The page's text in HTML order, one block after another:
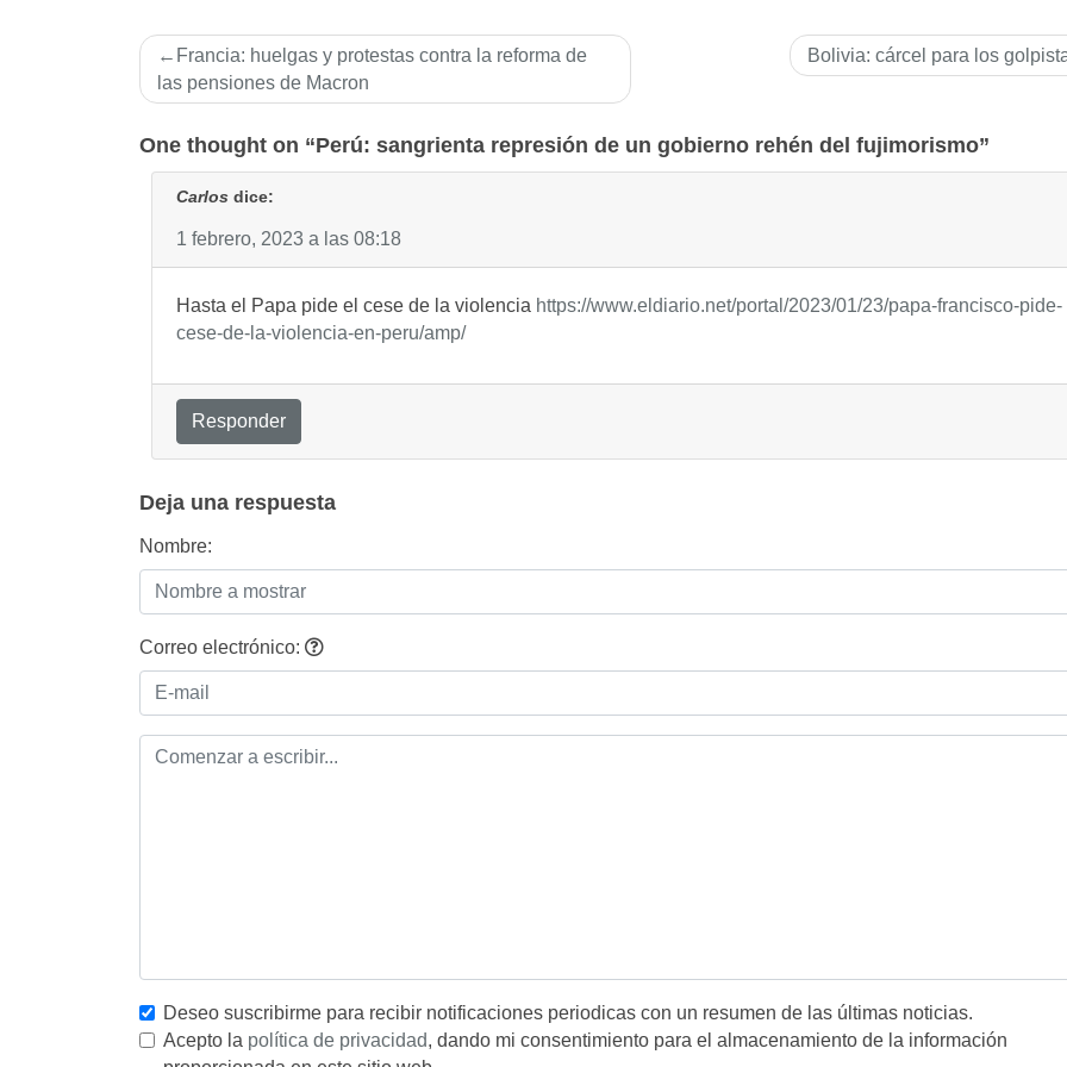
Navegación
de
Francia: huelgas y protestas contra la reforma de
las pensiones de Macron
Bolivia: cárcel para los
One thought on “Perú: sangrienta represión de un gobierno rehén del fujimorismo”
Carlos dice:
1 febrero, 2023 a las 08:18
Hasta el Papa pide el cese de la violencia https://www.eldiario.net/portal/2023/01/23/papa-francisco-pide-
cese-de-la-violencia-en-peru/amp/
Responder
Deja una respuesta
Nombre:
Correo electrónico:
Deseo suscribirme para recibir notificaciones periodicas con un resumen de las últimas noticias.
Acepto la política de privacidad, dando mi consentimiento para el almacenamiento de la información